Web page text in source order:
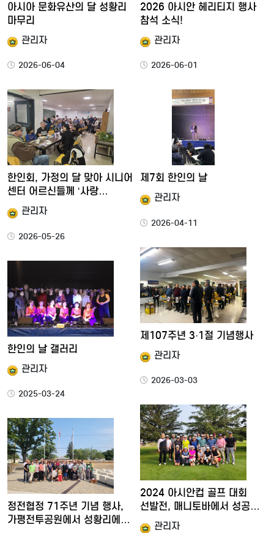
아시아 문화유산의 달 성황리
마무리
관리자
2026-06-04
2026 아시안 헤리티지 행사
참석 소식!
관리자
2026-06-01
한인회, 가정의 달 맞아 시니어
센터 어르신들께 ‘사랑…
관리자
2026-05-26
제7회 한인의 날
관리자
2026-04-11
제107주년 3·1절 기념행사
관리자
2026-03-03
한인의 날 갤러리
관리자
2025-03-24
2024 아시안컵 골프 대회
선발전, 매니토바에서 성공…
관리자
정전협정 71주년 기념 행사,
가평전투공원에서 성황리에…